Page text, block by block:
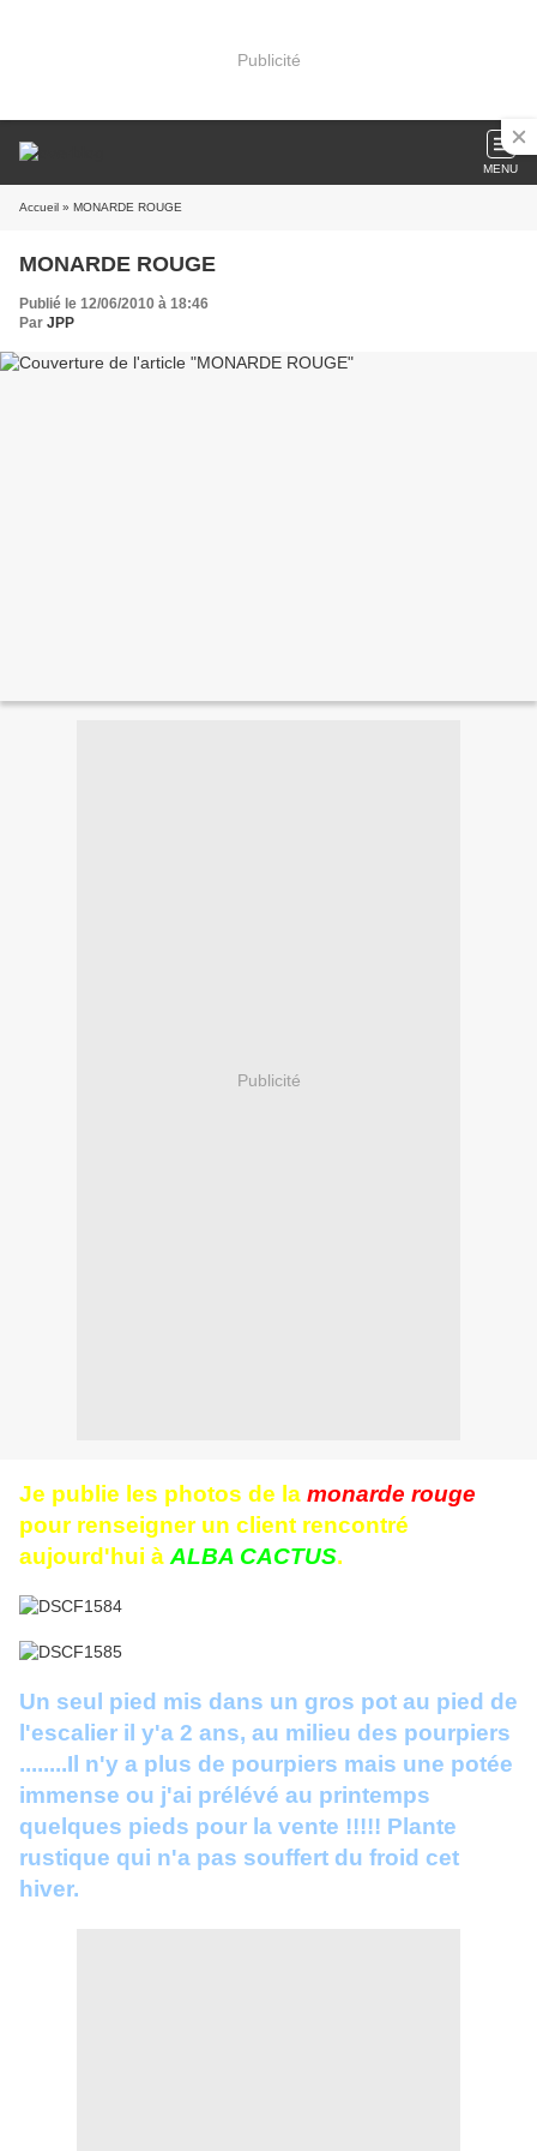
Publicité
MENU
Accueil » MONARDE ROUGE
MONARDE ROUGE
Publié le 12/06/2010 à 18:46
Par JPP
Publicité
Je publie les photos de la monarde rouge
pour renseigner un client rencontré
aujourd'hui à ALBA CACTUS.
Un seul pied mis dans un gros pot au pied de
l'escalier il y'a 2 ans, au milieu des pourpiers
........Il n'y a plus de pourpiers mais une potée
immense ou j'ai prélévé au printemps
quelques pieds pour la vente !!!!! Plante
rustique qui n'a pas souffert du froid cet
hiver.